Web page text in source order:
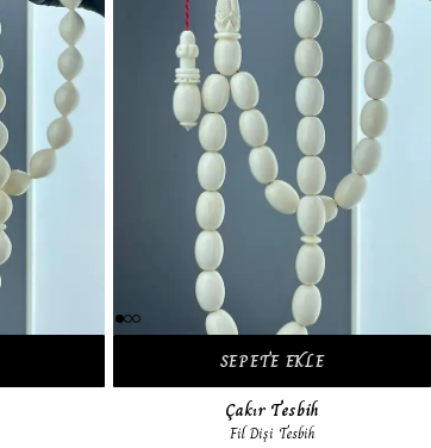
SEPETE EKLE
Çakır Tesbih
Fil Dişi Tesbih